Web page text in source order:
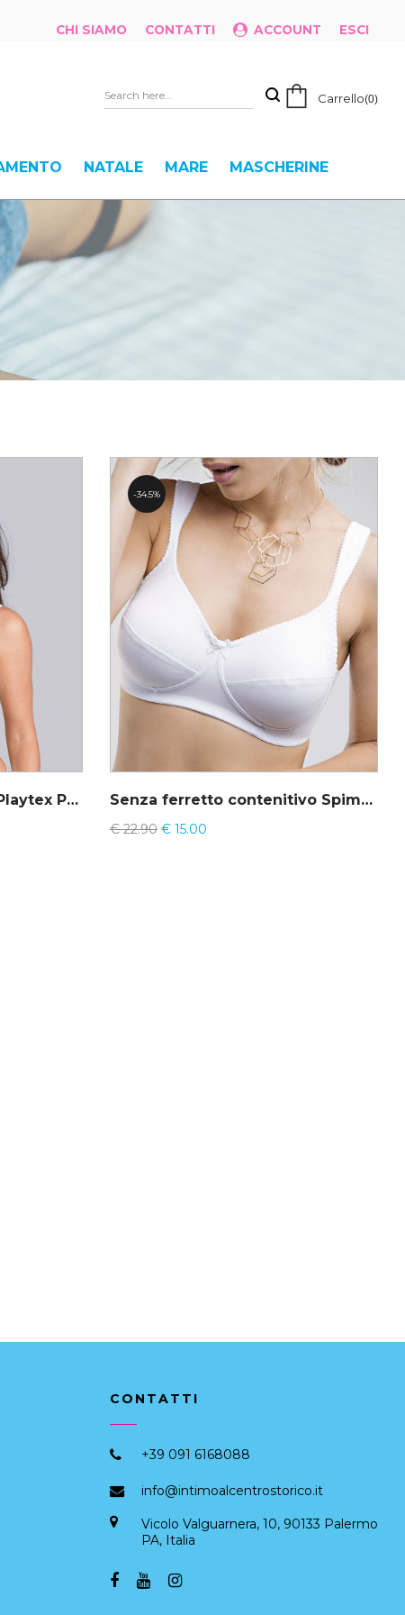
CHI SIAMO CONTATTI ACCOUNT ESCI
Carrello 0
NATALE MARE MASCHERINE
Minimizer con ferretto Playtex P01P4 Bianco
34.5%
Senza ferretto contenitivo Spiman 281
€22.90 €15.00
CONTATTI
+39 091 6168088
info@intimoalcentrostorico.it
Vicolo Valguarnera, 10, 90133 Palermo
PA, Italia